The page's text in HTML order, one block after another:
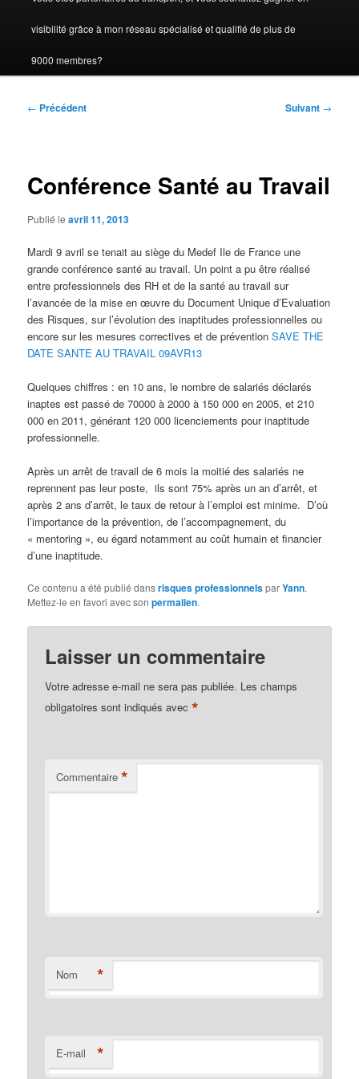
visibilité grâce à mon réseau spécialisé et qualifié de plus de
9000 membres?
Navigation
← Précédent Suivant →
Conférence Santé au Travail
Publié leavril 11, 2013
Mardi 9 avril se tenait au siège du Medef Ile de France une
grande conférence santé au travail. Un point a pu être réalisé
entre professionnels des RH et de la santé au travail sur
l’avancée de la mise en œuvre du Document Unique d’Evaluation
des Risques, sur l’évolution des inaptitudes professionnelles ou
encore sur les mesures correctives et de préventionSAVE THE
DATE SANTE AU TRAVAIL 09AVR13
Quelques chiffres : en 10 ans, le nombre de salariés déclarés
inaptes est passé de 70000 à 2000 à 150 000 en 2005, et 210
000 en 2011, générant 120 000 licenciements pour inaptitude
professionnelle.
Après un arrêt de travail de 6 mois la moitié des salariés ne
reprennent pas leur poste, ils sont 75% après un an d’arrêt, et
après 2 ans d’arrêt, le taux de retour à l’emploi est minime. D’où
l’importance de la prévention, de l’accompagnement, du
« mentoring », eu égard notamment au coût humain et financier
d’une inaptitude.
Ce contenu a été publié dansrisques professionnelsparYann.
Mettez-le en favori avec sonpermalien.
Laisser un commentaire
Votre adresse e-mail ne sera pas publiée. Les champs
obligatoires sont indiqués avec*
Commentaire *
Nom *
E-mail *